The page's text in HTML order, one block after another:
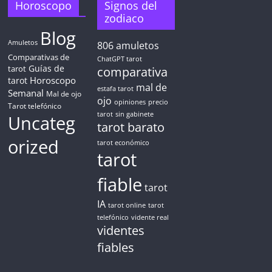
✓ Sin cargos automáticos. El chat se detiene al finalizar el
crédito
Horoscopo
Amuletos Blog
Comparativas de
tarot Guías de
tarot Horoscopo
Semanal Mal de ojo
Tarot telefónico
Uncateg
orized
Signos del
zodiaco
806amuletos
ChatGPT tarot
comparativa
estafa tarot mal de
ojo opiniones precio
tarot sin gabinete
tarot barato
tarot económico
tarot
fiable tarot
IA tarot online tarot
telefónico vidente real
videntes
fiables